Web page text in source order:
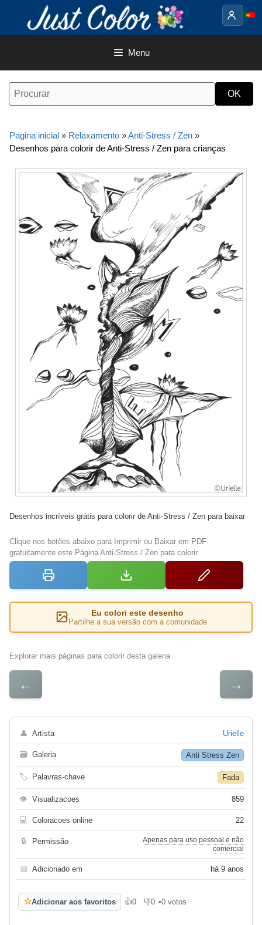
o
Menu
Pagina inicial » Relaxamento »Anti-Stress / Zen »
Desenhos para colorir de Anti-Stress / Zen para crianças
Desenhos incríveis grátis para colorir de Anti-Stress / Zen para baixar
Clique nos botões abaixo para Imprimir ou Baixar em PDF
gratuitamente este Página Anti-Stress / Zen para colorir
Eu colori este desenho
Partilhe a sua versão com a comunidade
Explorar mais páginas para colorir desta galeria
← →
👤 Artista Urielle
🗃 Galeria Anti Stress Zen
🏷 Palavras-chave Fada
👁 Visualizacoes 859
💻 Coloracoes online 22
🔒 Permissão
Apenas para uso pessoal e não
comercial
📅 Adicionado em há 9 anos
☆Adicionar aos favoritos 👍0
Gosto👎0
Não gosto
•0 votos